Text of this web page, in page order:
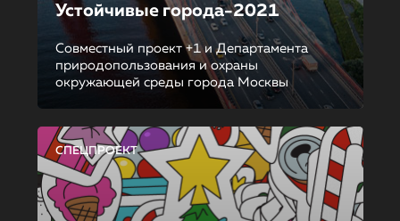
Устойчивые города-2021
Совместный проект +1 и Департамента
природопользования и охраны
окружающей среды города Москвы
СПЕЦПРОЕКТ